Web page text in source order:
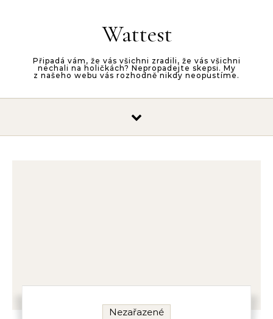
Wattest
Připadá vám, že vás všichni zradili, že vás všichni
nechali na holičkách? Nepropadejte skepsi. My
z našeho webu vás rozhodně nikdy neopustíme.
Nezařazené